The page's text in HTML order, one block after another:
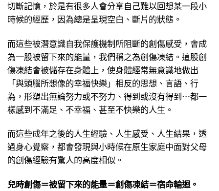
切斷記憶，於是有很多人會分享自己難以回想某一段小
時候的經歷，因為總是呈現空白、斷片的狀態。
而這些被潛意識自我保護機制所阻斷的創傷感受，會成
為一股被留下來的能量，我們稱之為創傷凍結。這股創
傷凍結會被儲存在身體上，使身體經常無意識地做出
「與頭腦所想像的幸福快樂」相反的思想、言語、行
為，形塑出無論努力或不努力、得到或沒有得到⋯都一
樣感到不滿足、不幸福、甚至不快樂的人生。
而這些成年之後的人生經驗、人生感受、人生結果，透
過身心覺察，都會發現與小時候在原生家庭中面對父母
的創傷經驗有驚人的高度相似。
兒時創傷＝被留下來的能量＝創傷凍結＝宿命輪迴。